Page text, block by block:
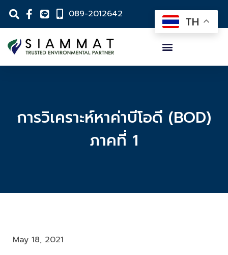
089-2012642
การวิเคราะห์หาค่าบีโอดี (BOD)
ภาคที่ 1
May 18, 2021
TH